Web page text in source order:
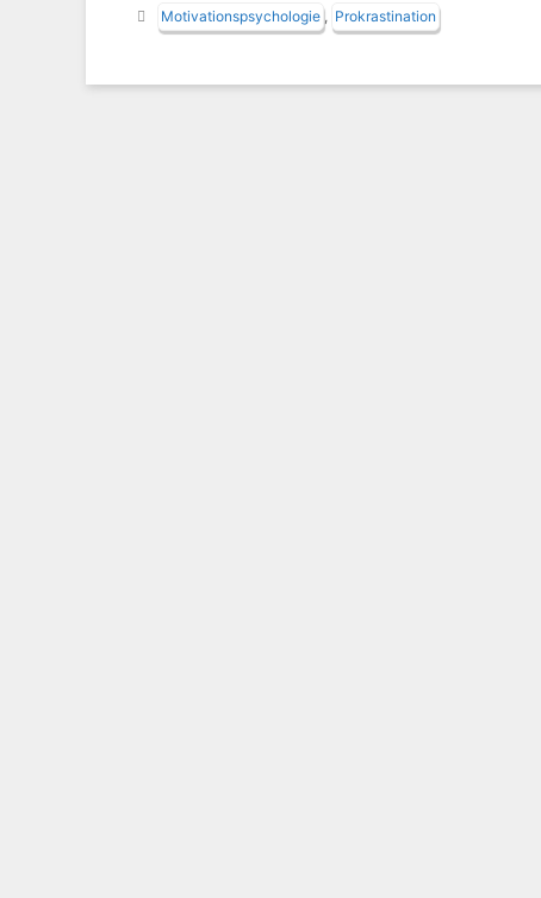
Schlagwörter
Motivationspsychologie , Prokrastination